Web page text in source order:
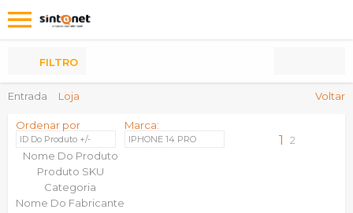
Entrada Loja Voltar
FILTRO
Ordenar por
ID Do Produto +/-
Nome Do Produto
Produto SKU
Categoria
Nome Do Fabricante
Marca:
IPHONE 14 PRO 1 2